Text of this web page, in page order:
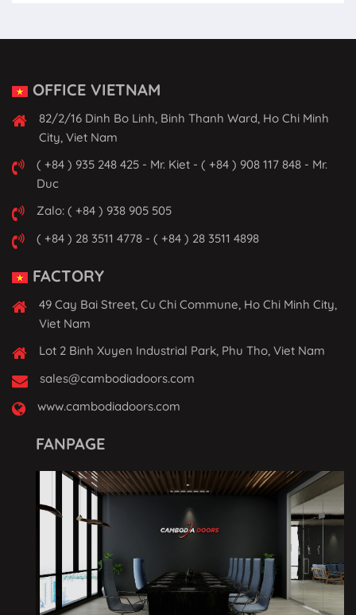
OFFICE VIETNAM
82/2/16 Dinh Bo Linh, Binh Thanh Ward, Ho Chi Minh
City, Viet Nam
( +84 ) 935 248 425 - Mr. Kiet - ( +84 ) 908 117 848 - Mr.
Duc
Zalo: ( +84 ) 938 905 505
( +84 ) 28 3511 4778 - ( +84 ) 28 3511 4898
FACTORY
49 Cay Bai Street, Cu Chi Commune, Ho Chi Minh City,
Viet Nam
Lot 2 Binh Xuyen Industrial Park, Phu Tho, Viet Nam
sales@cambodiadoors.com
www.cambodiadoors.com
FANPAGE